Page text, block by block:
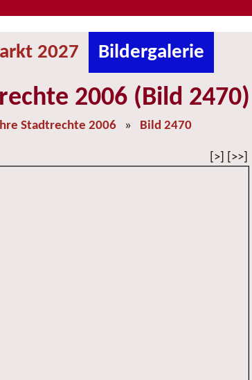
2027 Bildergalerie
2006 (Bild 2470)
Stadtrechte 2006 » Bild 2470
[>] [>>]